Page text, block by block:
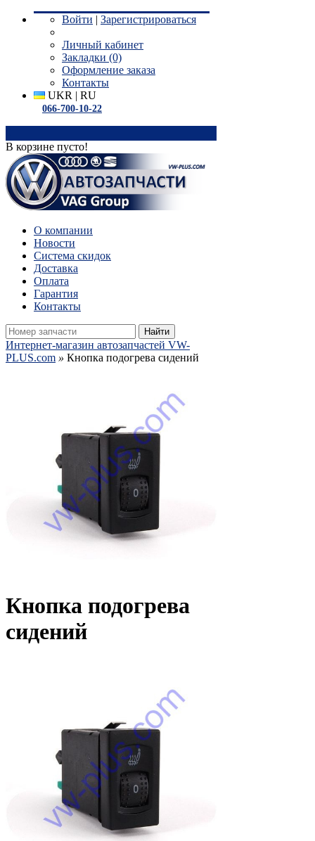
Войти | Зарегистрироваться
Личный кабинет
Закладки (0)
Оформление заказа
Контакты
UKR | RU
066-700-10-22
В корзине пусто!
О компании
Новости
Система скидок
Доставка
Оплата
Гарантия
Контакты
Найти
Интернет-магазин автозапчастей VW-
PLUS.com » Кнопка подогрева сидений
Кнопка подогрева
сидений